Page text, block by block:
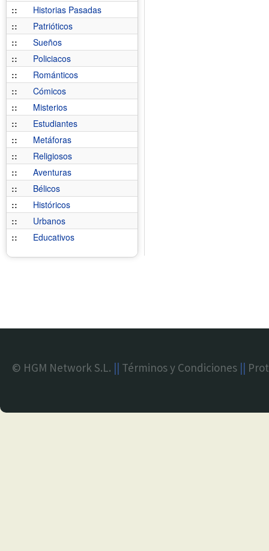
::
Historias Pasadas
::
Patrióticos
::
Sueños
::
Policiacos
::
Románticos
::
Cómicos
::
Misterios
::
Estudiantes
::
Metáforas
::
Religiosos
::
Aventuras
::
Bélicos
::
Históricos
::
Urbanos
::
Educativos
© HGM Network S.L. || Términos y Condiciones ||